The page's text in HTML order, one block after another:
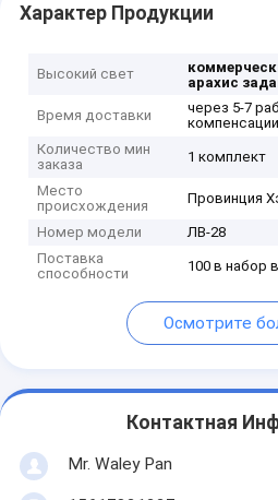
Характер Продукции
Высокий свет
арахис
Время доставки
через 5-7
компенсации
Количество мин
заказа
1 комплект
Место
происхождения
Провинция
Номер модели
ЛВ-28
Поставка
способности
100 в набор
Осмотрите
Контактная
Mr. Waley Pan